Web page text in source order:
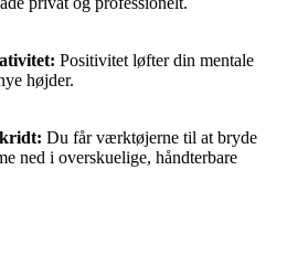
Positivitet løfter din mentale
højder.
Du får værktøjerne til at bryde
ned i overskuelige, håndterbare